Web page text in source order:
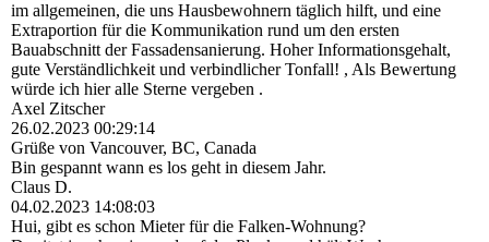
im allgemeinen, die uns Hausbewohnern täglich hilft, und eine
Extraportion für die Kommunikation rund um den ersten
Bauabschnitt der Fassadensanierung. Hoher Informationsgehalt,
gute Verständlichkeit und verbindlicher Tonfall! , Als Bewertung
würde ich hier alle Sterne vergeben .
Axel Zitscher
26.02.2023 00:29:14
Grüße von Vancouver, BC, Canada
Bin gespannt wann es los geht in diesem Jahr.
Claus D.
04.02.2023 14:08:03
Hui, gibt es schon Mieter für die Falken-Wohnung?